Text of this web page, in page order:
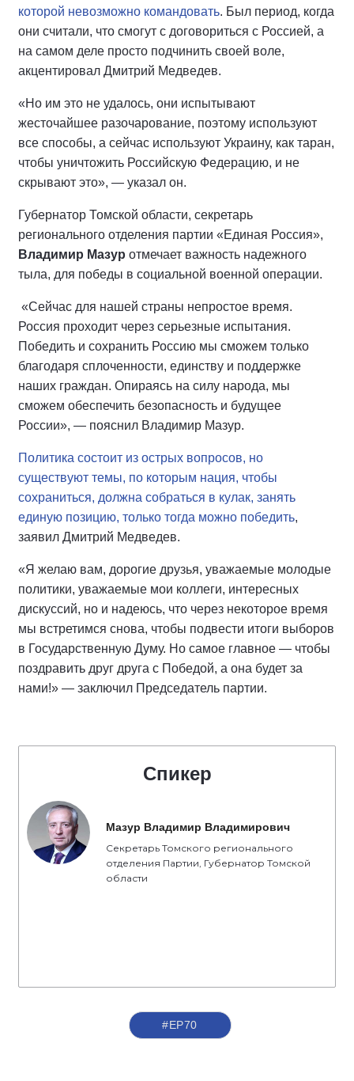
которой невозможно командовать. Был период, когда
они считали, что смогут с договориться с Россией, а
на самом деле просто подчинить своей воле,
акцентировал Дмитрий Медведев.
«Но им это не удалось, они испытывают
жесточайшее разочарование, поэтому используют
все способы, а сейчас используют Украину, как таран,
чтобы уничтожить Российскую Федерацию, и не
скрывают это», — указал он.
Губернатор Томской области, секретарь
регионального отделения партии «Единая Россия»,
Владимир Мазур отмечает важность надежного
тыла, для победы в социальной военной операции.
«Сейчас для нашей страны непростое время.
Россия проходит через серьезные испытания.
Победить и сохранить Россию мы сможем только
благодаря сплоченности, единству и поддержке
наших граждан. Опираясь на силу народа, мы
сможем обеспечить безопасность и будущее
России», — пояснил Владимир Мазур.
Политика состоит из острых вопросов, но
существуют темы, по которым нация, чтобы
сохраниться, должна собраться в кулак, занять
единую позицию, только тогда можно победить,
заявил Дмитрий Медведев.
«Я желаю вам, дорогие друзья, уважаемые молодые
политики, уважаемые мои коллеги, интересных
дискуссий, но и надеюсь, что через некоторое время
мы встретимся снова, чтобы подвести итоги выборов
в Государственную Думу. Но самое главное — чтобы
поздравить друг друга с Победой, а она будет за
нами!» — заключил Председатель партии.
Спикер
Мазур Владимир Владимирович
Секретарь Томского регионального
отделения Партии, Губернатор Томской
области
#ЕР70